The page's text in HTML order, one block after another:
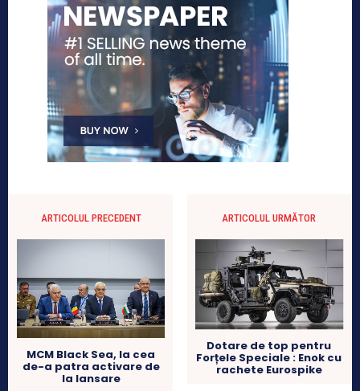
ARTICOLUL PRECEDENT
MCM Black Sea, la cea
de-a patra activare de
la lansare
ARTICOLUL URMĂTOR
Dotare de top pentru
Forțele Speciale : Enok cu
rachete Eurospike